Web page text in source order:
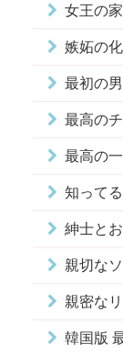
女王の家
嫉妬の
最初の男
最高の
最高の
知って
紳士と
親切な
親密な
韓国版